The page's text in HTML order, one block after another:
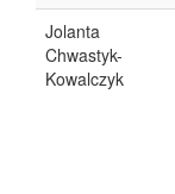
Jolanta
Chwastyk-
Kowalczyk